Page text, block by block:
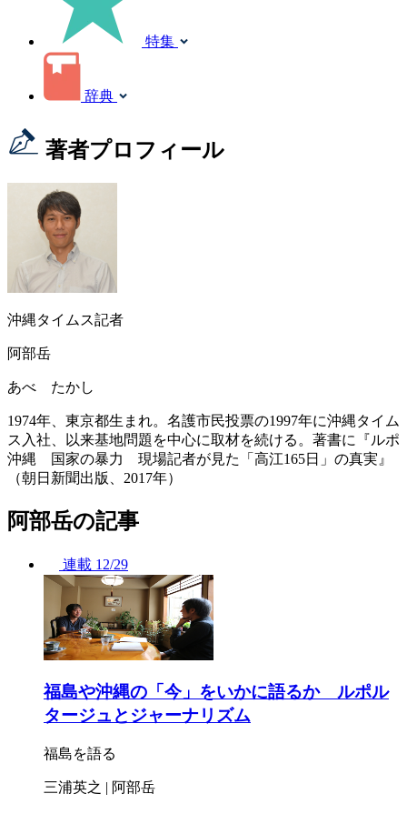
特集
辞典
著者プロフィール
沖縄タイムス記者
阿部岳
あべ たかし
1974年、東京都生まれ。名護市民投票の1997年に沖縄タイム
ス入社、以来基地問題を中心に取材を続ける。著書に『ルポ
沖縄 国家の暴力 現場記者が見た「高江165日」の真実』
（朝日新聞出版、2017年）
阿部岳の記事
連載 12/29
福島や沖縄の「今」をいかに語るか ルポル
タージュとジャーナリズム
福島を語る
三浦英之 | 阿部岳